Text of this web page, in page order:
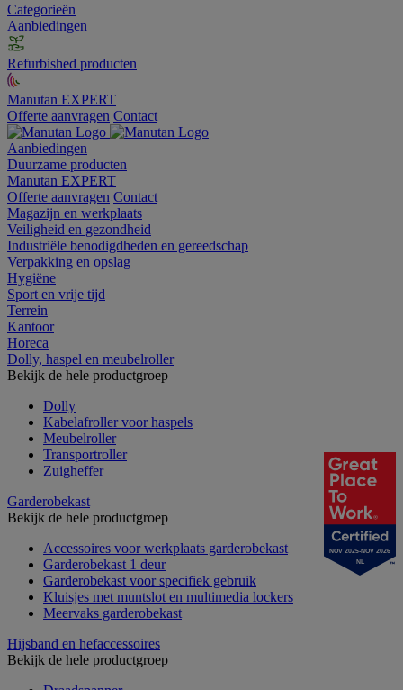
Categorieën
Aanbiedingen
Refurbished producten
Manutan EXPERT
Offerte aanvragen Contact
Aanbiedingen
Duurzame producten
Manutan EXPERT
Offerte aanvragen Contact
Magazijn en werkplaats
Veiligheid en gezondheid
Industriële benodigdheden en gereedschap
Verpakking en opslag
Hygiëne
Sport en vrije tijd
Terrein
Kantoor
Horeca
Dolly, haspel en meubelroller
Bekijk de hele productgroep
Dolly
Kabelafroller voor haspels
Meubelroller
Transportroller
Zuigheffer
Garderobekast
Bekijk de hele productgroep
Accessoires voor werkplaats garderobekast
Garderobekast 1 deur
Garderobekast voor specifiek gebruik
Kluisjes met muntslot en multimedia lockers
Meervaks garderobekast
Hijsband en hefaccessoires
Bekijk de hele productgroep
NOV 2025-NOV 2026
NL